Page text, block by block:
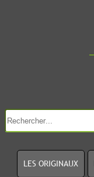
LES ORIGINAUX